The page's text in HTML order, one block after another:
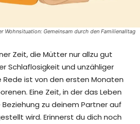
Wohnsituation: Gemeinsam durch den Familienalltag
Zeit, die Mütter nur allzu gut
Schlaflosigkeit und unzähliger
Rede ist von den ersten Monaten
Eine Zeit, in der das Leben
zu deinem Partner auf
wird. Erinnerst du dich noch